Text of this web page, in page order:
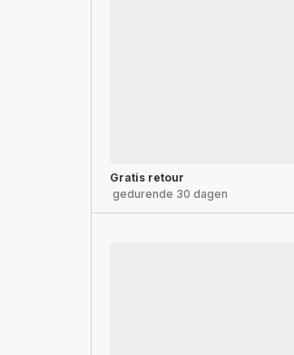
Gratis retour
gedurende 30 dagen